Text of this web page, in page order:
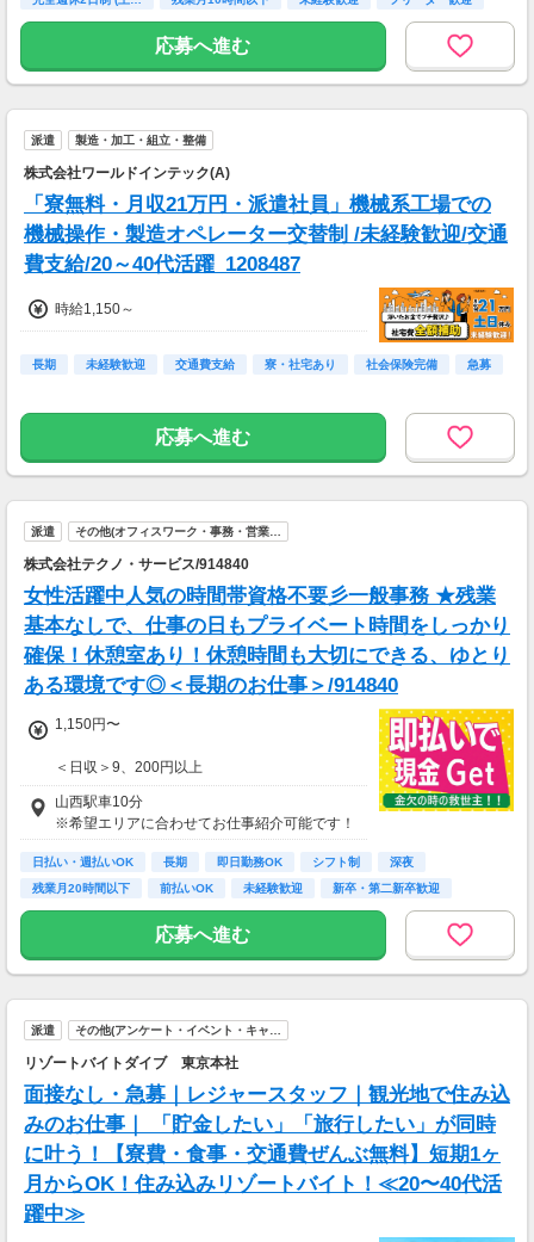
高校卒業以上
応募へ進む
派遣 製造・加工・組立・整備
株式会社ワールドインテック(A)
「寮無料・月収21万円・派遣社員」機械系工場での
機械操作・製造オペレーター交替制 /未経験歓迎/交通
費支給/20～40代活躍_1208487
時給1,150～
長期 未経験歓迎 交通費支給 寮・社宅あり 社会保険完備 急募
応募へ進む
派遣 その他(オフィスワーク・事務・営業…
株式会社テクノ・サービス/914840
女性活躍中人気の時間帯資格不要彡一般事務 ★残業
基本なしで、仕事の日もプライベート時間をしっかり
確保！休憩室あり！休憩時間も大切にできる、ゆとり
ある環境です◎＜長期のお仕事＞/914840
1,150円〜
＜日収＞9、200円以上
交通費全額支給
即払い制度有
山西駅車10分
※希望エリアに合わせてお仕事紹介可能です！
日払い・週払いOK 長期 即日勤務OK シフト制
深夜
残業月20時間以下
前払いOK 未経験歓迎 新卒・第二新卒歓迎
応募へ進む
派遣 その他(アンケート・イベント・キャ…
リゾートバイトダイブ 東京本社
面接なし・急募｜レジャースタッフ｜観光地で住み込
みのお仕事｜ 「貯金したい」「旅行したい」が同時
に叶う！【寮費・食事・交通費ぜんぶ無料】短期1ヶ
月からOK！住み込みリゾートバイト！≪20〜40代活
躍中≫